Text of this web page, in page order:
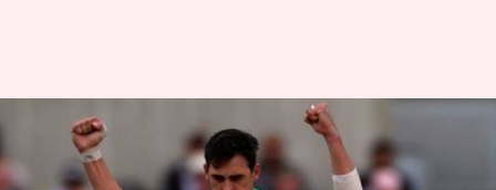
ICC की विश्व कप टीम को भी हारने
का दम रखती है यह बेस्ट इलेवन